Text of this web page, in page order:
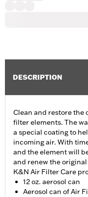
DESCRIPTION
Clean and restore the
filter elements. The
a special coating to
incoming air. With
and the element will
and renew the
K&N Air Filter Care
12 oz. aerosol can
Aerosol can of Air